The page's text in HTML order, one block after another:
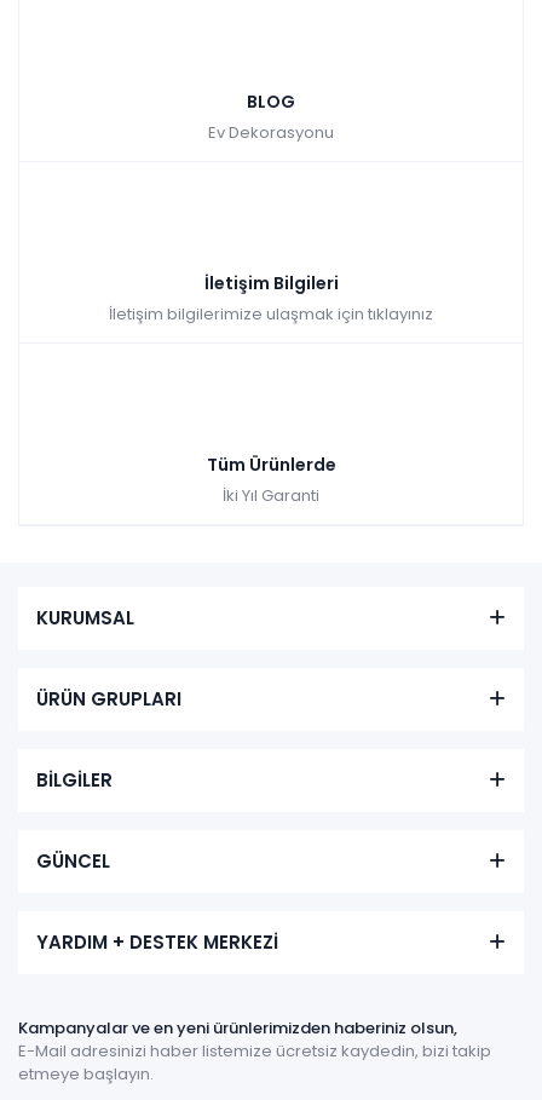
BLOG
Ev Dekorasyonu
İletişim Bilgileri
İletişim bilgilerimize ulaşmak için tıklayınız
Tüm Ürünlerde
İki Yıl Garanti
KURUMSAL
ÜRÜN GRUPLARI
BİLGİLER
GÜNCEL
YARDIM + DESTEK MERKEZİ
Kampanyalar ve en yeni ürünlerimizden haberiniz olsun,
E-Mail adresinizi haber listemize ücretsiz kaydedin, bizi takip
etmeye başlayın.